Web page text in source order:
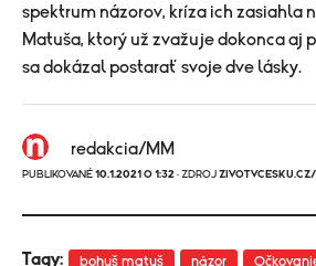
spektrum názorov, kríza ich zasiahla
Matuša, ktorý už zvažuje dokonca aj
sa dokázal postarať svoje dve lásky.
redakcia/MM
PUBLIKOVANÉ 10.1.2021 O 1:32 · ZDROJ ZIVOTVCESKU.CZ/
Tagy: bohuš matuš názor